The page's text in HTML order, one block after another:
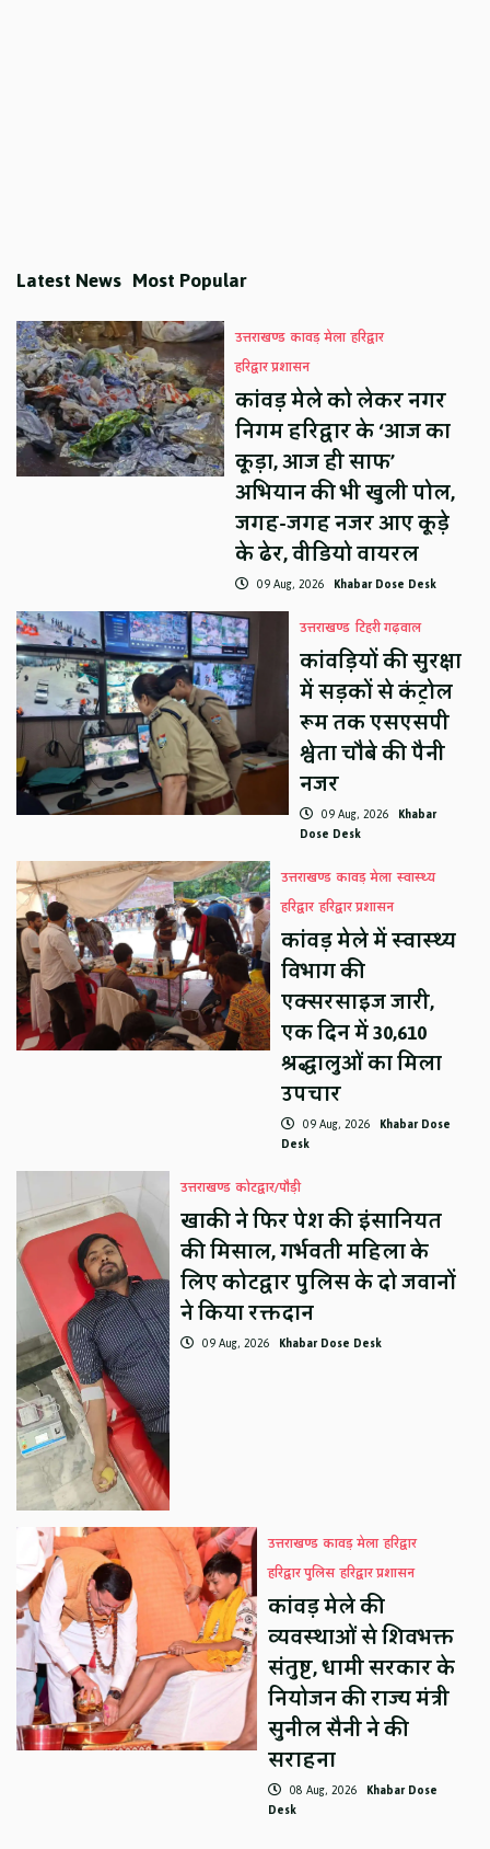
Latest News Most Popular
उत्तराखण्ड कावड़ मेला हरिद्वार
हरिद्वार प्रशासन
कांवड़ मेले को लेकर नगर
निगम हरिद्वार के ‘आज का
कूड़ा, आज ही साफ’
अभियान की भी खुली पोल,
जगह-जगह नजर आए कूड़े
के ढेर, वीडियो वायरल
09 Aug, 2026 Khabar Dose Desk
उत्तराखण्ड टिहरी गढ़वाल
कांवड़ियों की सुरक्षा
में सड़कों से कंट्रोल
रूम तक एसएसपी
श्वेता चौबे की पैनी
नजर
09 Aug, 2026 Khabar
Dose Desk
उत्तराखण्ड कावड़ मेला स्वास्थ्य
हरिद्वार हरिद्वार प्रशासन
कांवड़ मेले में स्वास्थ्य
विभाग की
एक्सरसाइज जारी,
एक दिन में 30,610
श्रद्धालुओं का मिला
उपचार
09 Aug, 2026 Khabar Dose
Desk
उत्तराखण्ड कोटद्वार/पौड़ी
खाकी ने फिर पेश की इंसानियत
की मिसाल, गर्भवती महिला के
लिए कोटद्वार पुलिस के दो जवानों
ने किया रक्तदान
09 Aug, 2026 Khabar Dose Desk
उत्तराखण्ड कावड़ मेला हरिद्वार
हरिद्वार पुलिस हरिद्वार प्रशासन
कांवड़ मेले की
व्यवस्थाओं से शिवभक्त
संतुष्ट, धामी सरकार के
नियोजन की राज्य मंत्री
सुनील सैनी ने की
सराहना
08 Aug, 2026 Khabar Dose
Desk